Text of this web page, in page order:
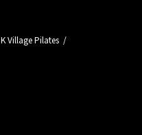
K Village Pilates